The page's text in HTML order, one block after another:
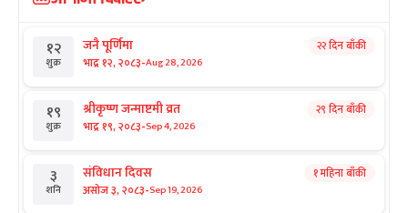
१२
शुक्र
जनै पूर्णिमा
भाद्र १२, २०८३-Aug 28, 2026
२२ दिन बाँकी
१९
शुक्र
श्रीकृष्ण जन्माष्टमी व्रत
भाद्र १९, २०८३-Sep 4, 2026
२९ दिन बाँकी
३
शनि
संविधान दिवस
असोज ३, २०८३-Sep 19, 2026
१ महिना बाँकी